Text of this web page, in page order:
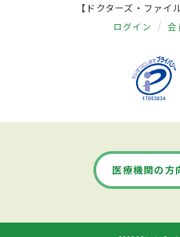
【ドクターズ・ファイ
ログイン 会
医療機関の方